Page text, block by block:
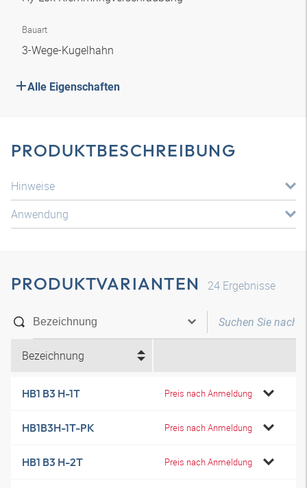
Bauart
3-Wege-Kugelhahn
Alle Eigenschaften
PRODUKTBESCHREIBUNG
Hinweise
Anwendung
PRODUKTVARIANTEN 24 Ergebnisse
Bezeichnung
HB1 B3 H-1T Preis nach Anmeldung
HB1B3H-1T-PK Preis nach Anmeldung
HB1 B3 H-2T Preis nach Anmeldung